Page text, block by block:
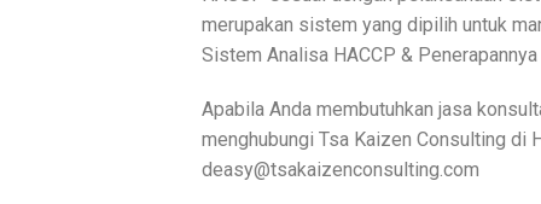
merupakan sistem yang dipilih untuk
Sistem Analisa HACCP &
Apabila Anda membutuhkan jasa
menghubungi Tsa Kaizen Consulting di
deasy@tsakaizenconsulting.com